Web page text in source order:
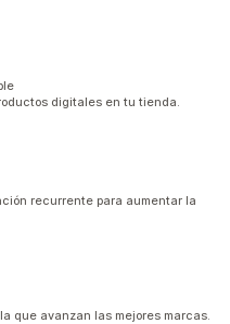
digitales en tu tienda.
recurrente para aumentar la
que avanzan las mejores marcas.